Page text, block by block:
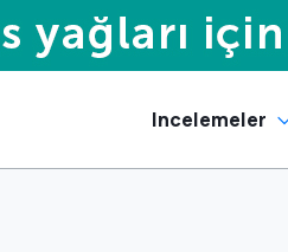
Incelemeler